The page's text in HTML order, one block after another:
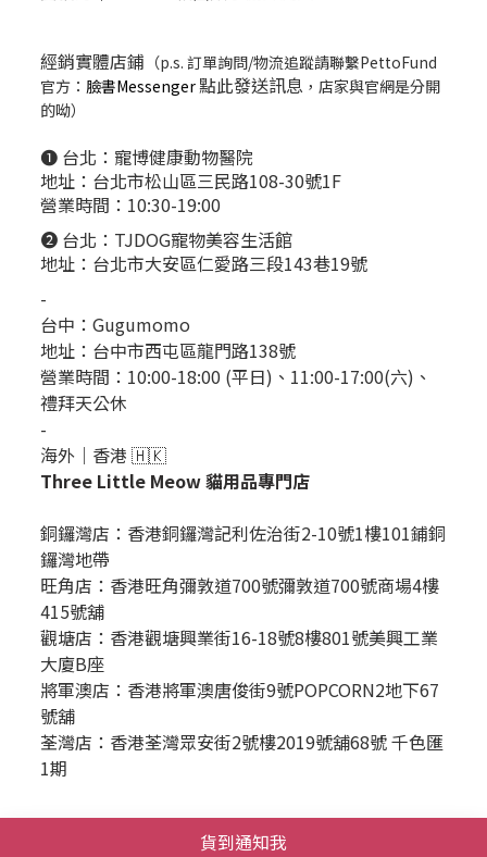
貨到通知我
經銷實體店鋪 （p.s. 訂單詢問/物流追蹤請聯繫PettoFund
官方： 臉書Messenger點此發送訊息 ，店家與官網是分開
的呦）
❶ 台北： 寵博健康動物醫院
地址：台北市松山區三民路108-30號1F
營業時間：10:30-19:00
❷ 台北： TJDOG寵物美容生活館
地址：台北市大安區仁愛路三段143巷19號
-
台中： Gugumomo
地址： 台中市西屯區龍門路138號
營業時間：10:00-18:00 (平日)、11:00-17:00(六)、
禮拜天公休
-
海外｜香港 🇭🇰
Three Little Meow 貓用品專門店
銅鑼灣店： 香港銅鑼灣記利佐治街2-10號1樓101鋪銅
鑼灣地帶
旺角店：香港旺角彌敦道700號彌敦道700號商場4樓
415號舖
觀塘店：香港觀塘興業街16-18號8樓801號美興工業
大廈B座
將軍澳店：香港將軍澳唐俊街9號POPCORN2地下67
號舖
荃灣店：香港荃灣眾安街2號樓2019號舖68號 千色匯
1期
Business＆聯絡我們